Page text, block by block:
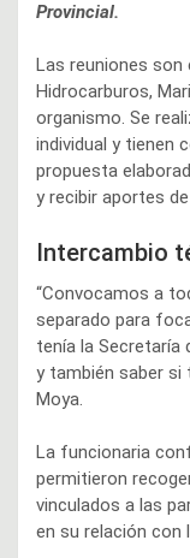
Provincial.
Las reuniones son
Hidrocarburos,
organismo. Se
individual y tienen
propuesta
y recibir aportes
Intercambio
“Convocamos a
separado para
tenía la Secretaría
y también saber si
Moya.
La funcionaria
permitieron
vinculados a las
en su relación con